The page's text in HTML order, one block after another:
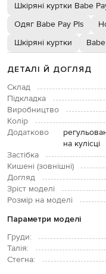
Шкіряні куртки Babe
Одяг Babe Pay Pls
Шкіряні куртки
ДЕТАЛІ Й ДОГЛЯД
Склад
Підкладка
Виробництво
Колір
Додатково
на кулісці
Застібка
Кишені (зовнішні)
Догляд
Зріст моделі
Розмір на моделі
Параметри моделі
Груди:
Талія:
Стегна: